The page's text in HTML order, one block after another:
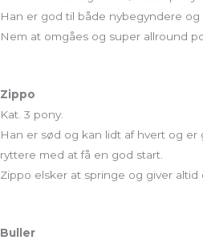
Han er god til både nybegyndere og
Nem at omgåes og super allround
Zippo
Kat. 3 pony.
Han er sød og kan lidt af hvert og
ryttere med at få en god start.
Zippo elsker at springe og giver altid
Buller